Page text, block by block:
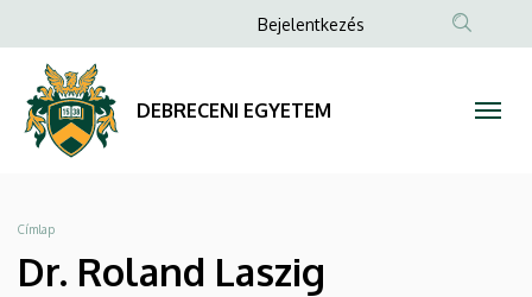
Roland
Laszig
DEBRECENI
EGYETEM
a
tartalomra
Anonim
menüje
Bejelentkezés
DEBRECENI EGYETEM
Morzsa
Címlap
Dr. Roland Laszig